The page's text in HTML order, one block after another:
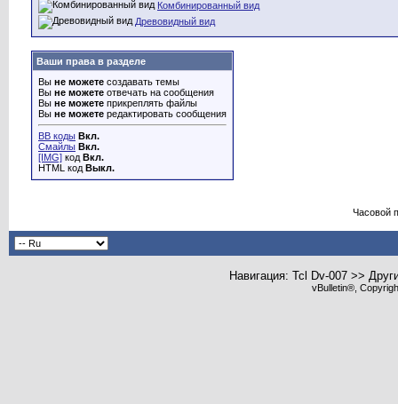
Комбинированный вид
Древовидный вид
Ваши права в разделе
Вы не можете создавать темы
Вы не можете отвечать на сообщения
Вы не можете прикреплять файлы
Вы не можете редактировать сообщения
BB коды Вкл.
Смайлы Вкл.
[IMG] код Вкл.
HTML код Выкл.
Часовой
Навигация: Tcl Dv-007 >>
vBulletin®,